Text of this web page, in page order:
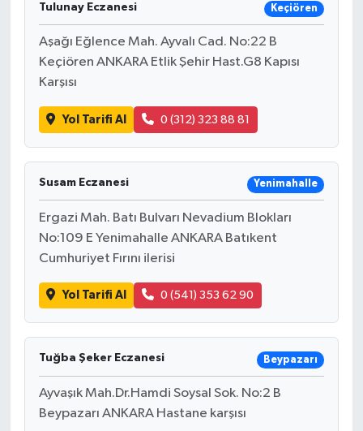
Tulunay Eczanesi Keçiören
Aşağı Eğlence Mah. Ayvalı Cad. No:22 B
Keçiören ANKARA Etlik Şehir Hast.G8 Kapısı
Karşısı
Yol Tarifi Al 0 (312) 323 88 81
Susam Eczanesi Yenimahalle
Ergazi Mah. Batı Bulvarı Nevadium Blokları
No:109 E Yenimahalle ANKARA Batıkent
Cumhuriyet Fırını ilerisi
Yol Tarifi Al 0 (541) 353 62 90
Tuğba Şeker Eczanesi Beypazarı
Ayvaşık Mah.Dr.Hamdi Soysal Sok. No:2 B
Beypazarı ANKARA Hastane karşısı